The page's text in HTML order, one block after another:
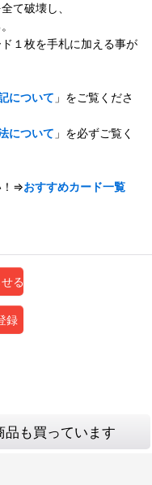
て破壊し、
１枚を手札に加える事が
について 」をご覧くださ
について 」を必ずご覧く
！⇒おすすめカード一覧
る
録
品も買っています